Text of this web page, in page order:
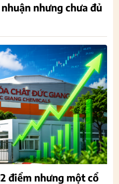
nhưng chưa đủ
điểm nhưng một cổ